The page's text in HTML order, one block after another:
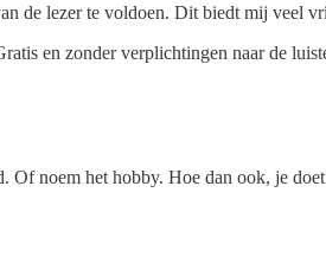
de lezer te voldoen. Dit biedt mij veel
en zonder verplichtingen naar de
noem het hobby. Hoe dan ook, je